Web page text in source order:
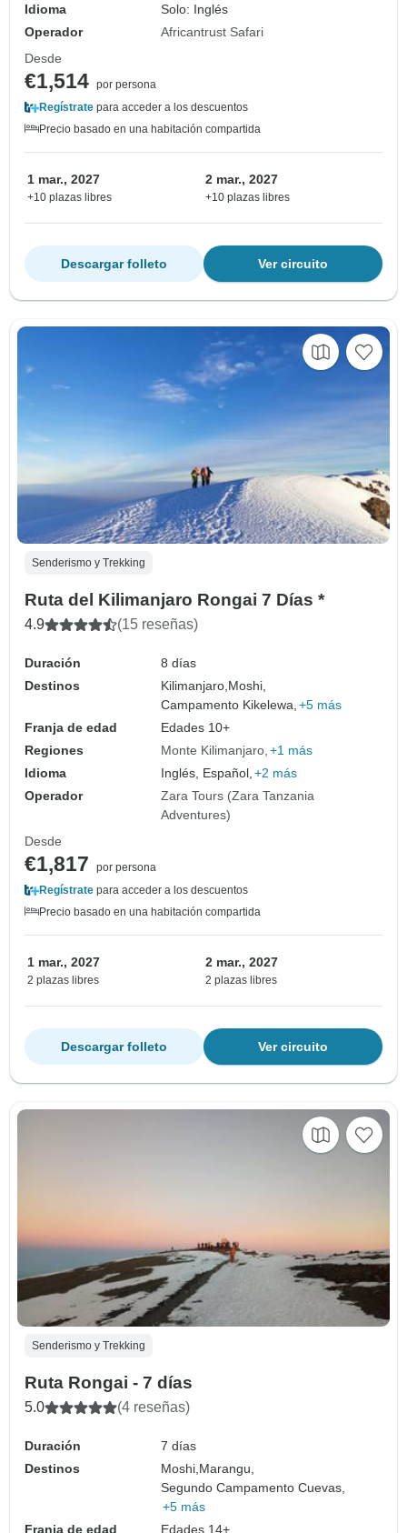
Idioma
Solo: Inglés
Operador
Africantrust Safari
Desde
€1,514 por persona
Regístrate para acceder a los descuentos
Precio basado en una habitación compartida
1 mar., 2027
+10 plazas libres
2 mar., 2027
+10 plazas libres
Ver circuito
Descargar folleto
Senderismo y Trekking
Ruta del Kilimanjaro Rongai 7 Días *
4.9 (15 reseñas)
Duración
8 días
Destinos
Kilimanjaro, Moshi,
Campamento Kikelewa, +5 más
Franja de edad
Edades 10+
Regiones
Monte Kilimanjaro +1 más
Idioma
Inglés, Español, +2 más
Operador
Zara Tours (Zara Tanzania
Adventures)
Desde
€1,817
por persona
Regístrate para acceder a los descuentos
Precio basado en una habitación compartida
1 mar., 2027
2 plazas libres
2 mar., 2027
2 plazas libres
Ver circuito
Descargar folleto
Senderismo y Trekking
Ruta Rongai - 7 días
5.0 (4 reseñas)
Duración
7 días
Destinos
Moshi, Marangu,
Segundo Campamento Cuevas,
+5 más
Franja de edad
Edades 14+